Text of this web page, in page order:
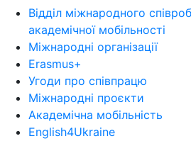
Відділ міжнародного
академічної мобільності
Міжнародні організації
Erasmus+
Угоди про співпрацю
Міжнародні проєкти
Академічна мобільність
English4Ukraine